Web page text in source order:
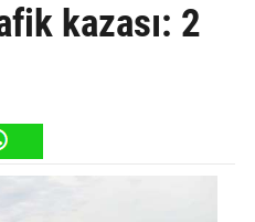
kazası: 2